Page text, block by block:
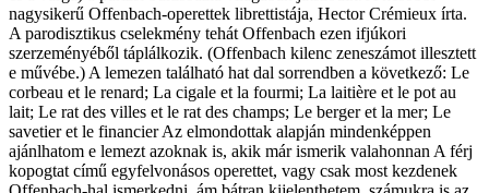
nagysikerű Offenbach-operettek librettistája, Hector Crémieux írta.
A parodisztikus cselekmény tehát Offenbach ezen ifjúkori
szerzeményéből táplálkozik. (Offenbach kilenc zeneszámot illesztett
e művébe.) A lemezen található hat dal sorrendben a következő: Le
corbeau et le renard; La cigale et la fourmi; La laitière et le pot au
lait; Le rat des villes et le rat des champs; Le berger et la mer; Le
savetier et le financier Az elmondottak alapján mindenképpen
ajánlhatom e lemezt azoknak is, akik már ismerik valahonnan A férj
kopogtat című egyfelvonásos operettet, vagy csak most kezdenek